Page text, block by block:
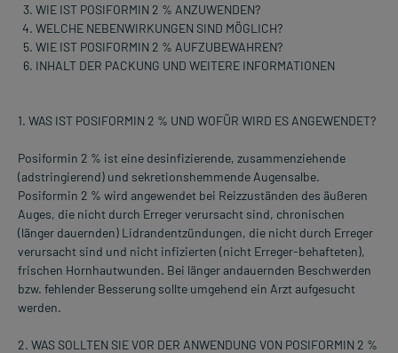
WIE IST POSIFORMIN 2 % ANZUWENDEN?
WELCHE NEBENWIRKUNGEN SIND MÖGLICH?
WIE IST POSIFORMIN 2 % AUFZUBEWAHREN?
INHALT DER PACKUNG UND WEITERE INFORMATIONEN
1. WAS IST POSIFORMIN 2 % UND WOFÜR WIRD ES ANGEWENDET?
Posiformin 2 % ist eine desinfizierende, zusammenziehende
(adstringierend) und sekretionshemmende Augensalbe.
Posiformin 2 % wird angewendet bei Reizzuständen des äußeren
Auges, die nicht durch Erreger verursacht sind, chronischen
(länger dauernden) Lidrandentzündungen, die nicht durch Erreger
verursacht sind und nicht infizierten (nicht Erreger-behafteten),
frischen Hornhautwunden. Bei länger andauernden Beschwerden
bzw. fehlender Besserung sollte umgehend ein Arzt aufgesucht
werden.
2. WAS SOLLTEN SIE VOR DER ANWENDUNG VON POSIFORMIN 2 %